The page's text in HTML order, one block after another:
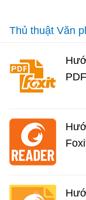
Thủ thuật Văn